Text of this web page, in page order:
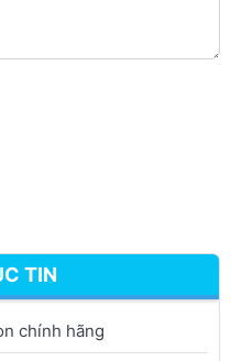
TIN
chính hãng